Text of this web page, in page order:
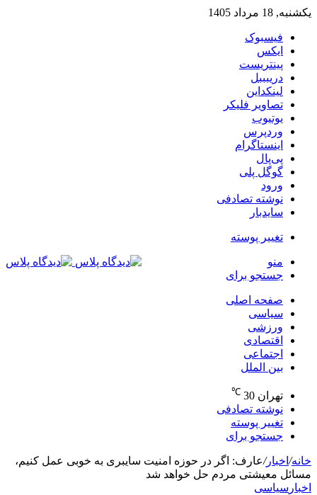
یکشنبه, 18 مرداد 1405
فیسبوک
ایکس
پینتریست
دریبببل
لینکداین
تصاویر فلیکر
یوتیوب
وردپرس
اینستاگرام
پی‌پال
گوگل پلی
ورود
نوشته تصادفی
سایدبار
تغییر پوسته
منو
جستجو برای
صفحه اصلی
سیاسی
ورزشی
اقتصادی
اجتماعی
بین الملل
تهران 30
℃
نوشته تصادفی
تغییر پوسته
جستجو برای
خانه/ اخبار/عارف: اگر در حوزه امنیت سایبری به خوبی عمل کنیم،
مسائل معیشتی مردم حل خواهد شد
اخبار سیاسی